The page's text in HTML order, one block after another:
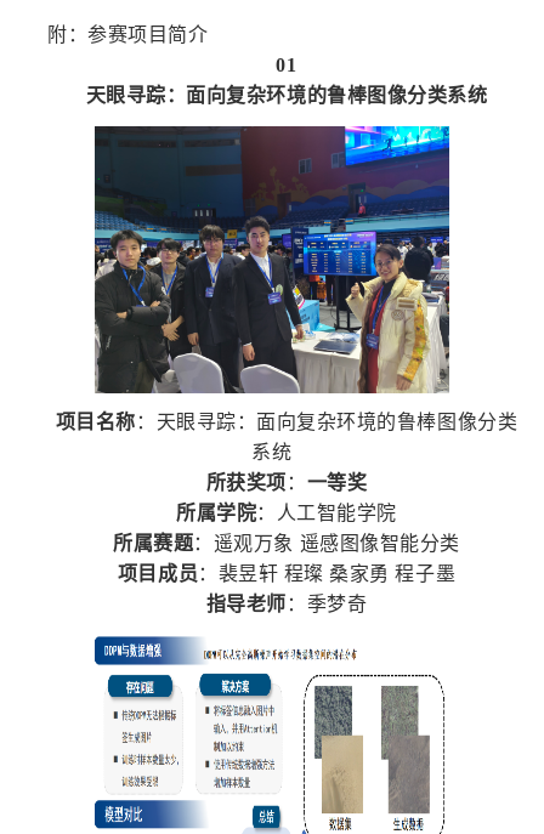
附：参赛项目简介
01
天眼寻踪：面向复杂环境的鲁棒图像分类系统
项目名称 ：天眼寻踪：面向复杂环境的鲁棒图像分类
系统
所获奖项 ： 一等奖
所属学院：人工智能学院
所属赛题：遥观万象 遥感图像智能分类
项目成员 ：裴昱轩 程璨 桑家勇 程子墨
指导老师 ：季梦奇